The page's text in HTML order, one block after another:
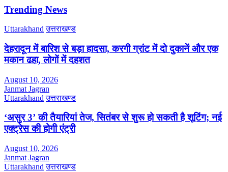
Trending News
Uttarakhand उत्तराखण्ड
देहरादून में बारिश से बड़ा हादसा, करगी ग्रांट में दो दुकानें और एक
मकान ढहा, लोगों में दहशत
August 10, 2026
Janmat Jagran
Uttarakhand उत्तराखण्ड
‘असुर 3’ की तैयारियां तेज, सितंबर से शुरू हो सकती है शूटिंग; नई
एक्ट्रेस की होगी एंट्री
August 10, 2026
Janmat Jagran
Uttarakhand उत्तराखण्ड